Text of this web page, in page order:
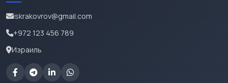
iskrakovrov@gmail.com
+972 123 456 789
Израиль